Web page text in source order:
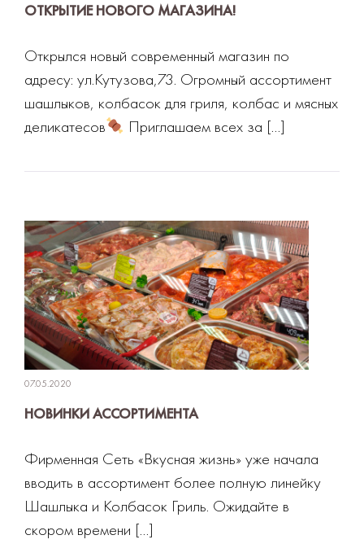
ОТКРЫТИЕ НОВОГО МАГАЗИНА!
Открылся новый современный магазин по
адресу: ул.Кутузова,73. Огромный ассортимент
шашлыков, колбасок для гриля, колбас и мясных
деликатесов
Приглашаем всех за […]
07.05.2020
НОВИНКИ АССОРТИМЕНТА
Фирменная Сеть «Вкусная жизнь» уже начала
вводить в ассортимент более полную линейку
Шашлыка и Колбасок Гриль. Ожидайте в
скором времени […]